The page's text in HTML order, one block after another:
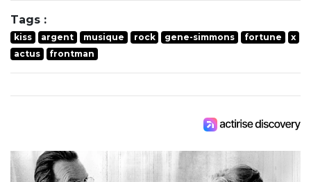
Tags :
kiss argent musique rock gene-simmons fortune
x
actus
frontman